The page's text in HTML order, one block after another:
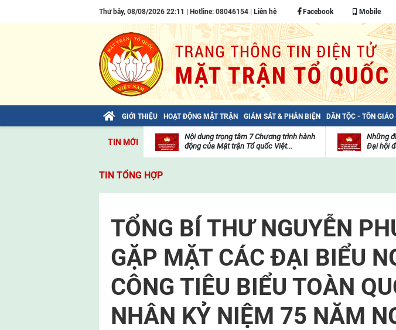
Thứ bảy, 08/08/2026 22:11 | Hotline: 08046154 | Liên hệ Facebook Mobile
GIỚI THIỆU HOẠT ĐỘNG MẶT TRẬN GIÁM SÁT & PHẢN BIỆN DÂN TỘC - TÔN GIÁO
TIN MỚI
Bài viết của Tổng Bí thư Tô Lâm: TIẾN
viện
Nội dung trọng tâm 7 Chương trình hành
động của Mặt trận Tổ quốc Việt...
Những
Đại hội
TIN TỔNG HỢP
TỔNG BÍ THƯ NGUYỄN
GẶP MẶT CÁC ĐẠI BIỂU
CÔNG TIÊU BIỂU TOÀN
NHÂN KỶ NIỆM 75 NĂM